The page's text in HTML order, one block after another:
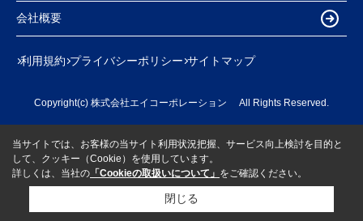
会社概要
利用規約 プライバシーポリシー サイトマップ
Copyright(c) 株式会社エイコーポレーション All Rights Reserved.
当サイトでは、お客様の当サイト利用状況把握、サービス向上検討を目的と
して、クッキー（Cookie）を使用しています。
詳しくは、当社の 「Cookieの取扱いについて」 をご確認ください。
閉じる